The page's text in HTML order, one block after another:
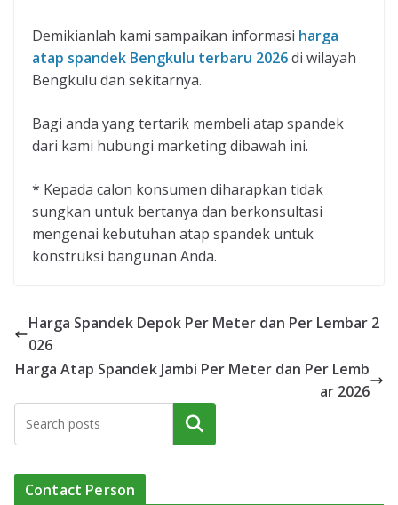
Demikianlah kami sampaikan informasi harga
atap spandek Bengkulu terbaru 2026di wilayah
Bengkulu dan sekitarnya.
Bagi anda yang tertarik membeli atap spandek
dari kami hubungi marketing dibawah ini.
* Kepada calon konsumen diharapkan tidak
sungkan untuk bertanya dan berkonsultasi
mengenai kebutuhan atap spandek untuk
konstruksi bangunan Anda.
Harga Spandek Depok Per Meter dan Per Lembar 2
026
Harga Atap Spandek Jambi Per Meter dan Per Lemb
ar 2026
Cari
Contact Person